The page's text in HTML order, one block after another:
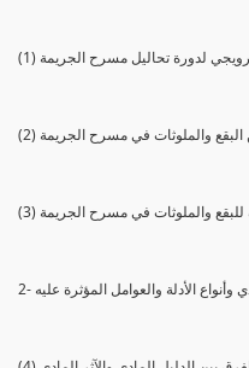
الترويجي لدورة تحاليل مسرح الجريمة
البقع والملوثات في مسرح الجريمة
للبقع والملوثات في مسرح الجريمة
وأنواع الأدلة والعوامل المؤثرة عليه